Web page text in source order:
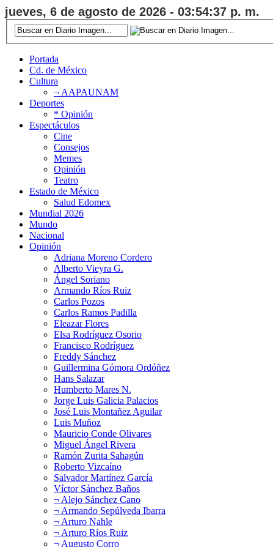
jueves, 6 de agosto de 2026 - 03:54:37 p. m.
Portada
Cd. de México
Cultura
¬ AAPAUNAM
Deportes
* Opinión
Espectáculos
Cine
Consejos
Memes
Opinión
Teatro
Estado de México
Salud Edomex
Mundial 2026
Mundo
Nacional
Opinión
Adriana Moreno Cordero
Alberto Vieyra G.
Ángel Soriano
Armando Ríos Ruiz
Carlos Pozos
Carlos Ramos Padilla
Eleazar Flores
Elsa Rodríguez Osorio
Francisco Rodríguez
Freddy Sánchez
Guillermina Gómora Ordóñez
Hans Salazar
Humberto Mares N.
Jorge Luis Galicia Palacios
José Luis Montañez Aguilar
Luis Muñoz
Mauricio Conde Olivares
Miguel Ángel Rivera
Ramón Zurita Sahagún
Roberto Vizcaíno
Salvador Martínez García
Víctor Sánchez Baños
¬ Alejo Sánchez Cano
¬ Armando Sepúlveda Ibarra
¬ Arturo Nahle
¬ Arturo Ríos Ruiz
¬ Augusto Corro